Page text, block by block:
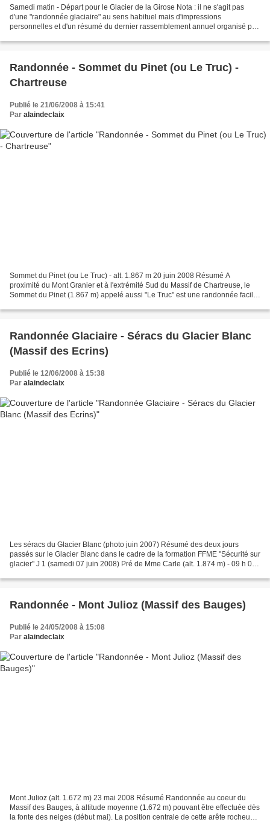
Samedi matin - Départ pour le Glacier de la Girose Nota : il ne s'agit pas
d'une "randonnée glaciaire" au sens habituel mais d'impressions
personnelles et d'un résumé du dernier rassemblement annuel organisé par
Randonnée - Sommet du Pinet (ou Le Truc) -
Chartreuse
Publié le 21/06/2008 à 15:41
Par alaindeclaix
Sommet du Pinet (ou Le Truc) - alt. 1.867 m 20 juin 2008 Résumé A
proximité du Mont Granier et à l'extrémité Sud du Massif de Chartreuse, le
Sommet du Pinet (1.867 m) appelé aussi "Le Truc" est une randonnée facile
Randonnée Glaciaire - Séracs du Glacier Blanc
(Massif des Ecrins)
Publié le 12/06/2008 à 15:38
Par alaindeclaix
Les séracs du Glacier Blanc (photo juin 2007) Résumé des deux jours
passés sur le Glacier Blanc dans le cadre de la formation FFME "Sécurité sur
glacier" J 1 (samedi 07 juin 2008) Pré de Mme Carle (alt. 1.874 m) - 09 h 00
Randonnée - Mont Julioz (Massif des Bauges)
Publié le 24/05/2008 à 15:08
Par alaindeclaix
Mont Julioz (alt. 1.672 m) 23 mai 2008 Résumé Randonnée au coeur du
Massif des Bauges, à altitude moyenne (1.672 m) pouvant être effectuée dès
la fonte des neiges (début mai). La position centrale de cette arête rocheuse